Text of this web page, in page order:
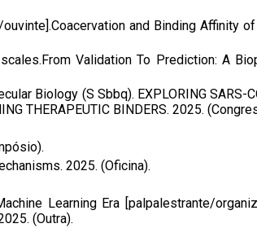
and Binding Affinity
Validation To Prediction: A
Biology (S Sbbq). EXPLORING SARS-
THERAPEUTIC BINDERS. 2025.
2025. (Oficina).
Learning Era [palpalestrante/
(Outra).